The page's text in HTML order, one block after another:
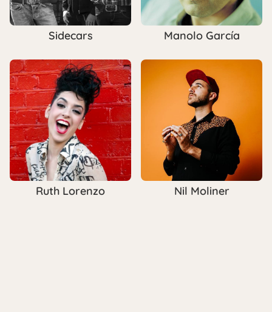
Sidecars Manolo García
Ruth Lorenzo Nil Moliner